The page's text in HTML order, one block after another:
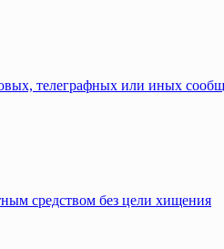
телеграфных или иных
средством без цели хищения